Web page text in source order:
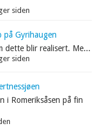
siden
på Gyrihaugen
dette blir realisert. Me...
siden
i Romeriksåsen på fin